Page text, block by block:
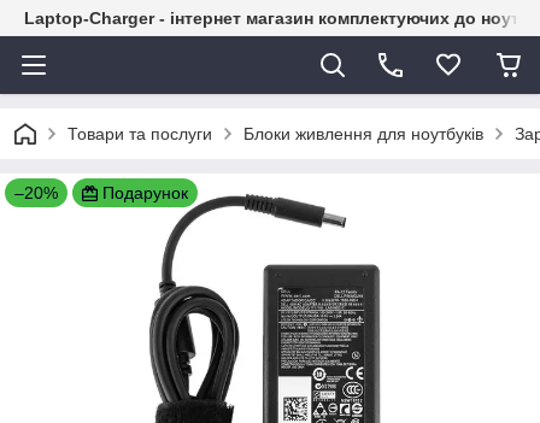
Laptop-Charger - інтернет магазин комплектуючих до
Товари та послуги Блоки живлення для ноутбуків
–20% Подарунок